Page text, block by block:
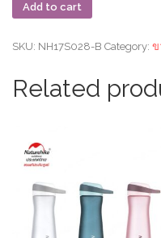
Add to cart
SKU: NH17S028-B Category: ข
Related